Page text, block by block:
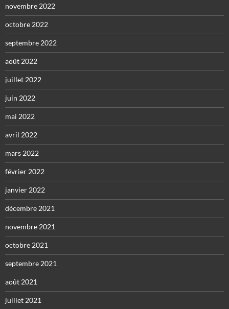
novembre 2022
octobre 2022
septembre 2022
août 2022
juillet 2022
juin 2022
mai 2022
avril 2022
mars 2022
février 2022
janvier 2022
décembre 2021
novembre 2021
octobre 2021
septembre 2021
août 2021
juillet 2021